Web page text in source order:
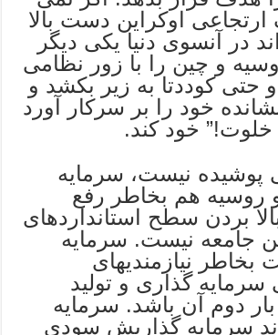
ارتجاعی اوکراین دست بالا
در آنسوی دنیا یکی دیگر
و چین را با زور نظامی
و حتی کوددتا به زیر بکشد و
خود را بر سرکار آورد
خلوت!” خود کند.
پوشیده نیست، سرمایه
روسیه هم بخاطر رفع
بالا بردن سطح استانداردهای
جامعه نیست. سرمایه
بخاطر نیازمندیهای
گذاری و تولید
بار دوم آن باشد. سرمایه
سرمایه گذاریش سودی